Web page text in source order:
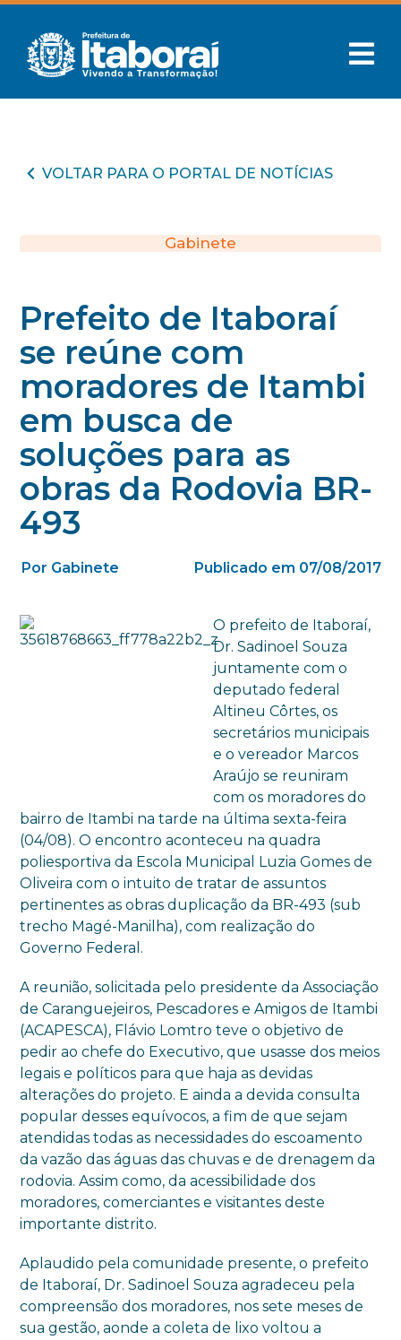
VOLTAR PARA O PORTAL DE NOTÍCIAS
Gabinete
Prefeito de Itaboraí
se reúne com
moradores de Itambi
em busca de
soluções para as
obras da Rodovia BR-
493
Por Gabinete Publicado em 07/08/2017
O prefeito de Itaboraí,
Dr. Sadinoel Souza
juntamente com o
deputado federal
Altineu Côrtes, os
secretários municipais
e o vereador Marcos
Araújo se reuniram
com os moradores do
bairro de Itambi na tarde na última sexta-feira
(04/08). O encontro aconteceu na quadra
poliesportiva da Escola Municipal Luzia Gomes de
Oliveira com o intuito de tratar de assuntos
pertinentes as obras duplicação da BR-493 (sub
trecho Magé-Manilha), com realização do
Governo Federal.
A reunião, solicitada pelo presidente da Associação
de Caranguejeiros, Pescadores e Amigos de Itambi
(ACAPESCA), Flávio Lomtro teve o objetivo de
pedir ao chefe do Executivo, que usasse dos meios
legais e políticos para que haja as devidas
alterações do projeto. E ainda a devida consulta
popular desses equívocos, a fim de que sejam
atendidas todas as necessidades do escoamento
da vazão das águas das chuvas e de drenagem da
rodovia. Assim como, da acessibilidade dos
moradores, comerciantes e visitantes deste
importante distrito.
Aplaudido pela comunidade presente, o prefeito
de Itaboraí, Dr. Sadinoel Souza agradeceu pela
compreensão dos moradores, nos sete meses de
sua gestão, aonde a coleta de lixo voltou a